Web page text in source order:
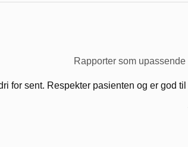
Rapporter som upassende
for sent. Respekter pasienten og er god til